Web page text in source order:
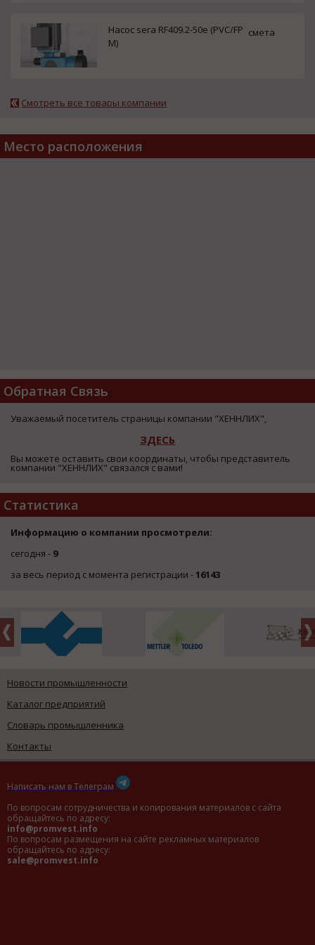
Насос sera RF409.2-50e (PVC/FP
M)
смета
Смотреть все товары компании
Место расположения
Обратная Связь
Уважаемый посетитель страницы компании "ХЕННЛИХ",
ЗДЕСЬ
Вы можете оставить свои координаты, чтобы представитель
компании "ХЕННЛИХ" связался с вами!
Статистика
Информацию о компании просмотрели:
сегодня - 9
за весь период с момента регистрации -16143
Новости промышленности
Каталог предприятий
Словарь промышленника
Контакты
Написать нам в Телеграм
По вопросам сотрудничества и копирования материалов с сайта
обращайтесь по адресу:
info@promvest.info
По вопросам размещения на сайте рекламных материалов
обращайтесь по адресу:
sale@promvest.info